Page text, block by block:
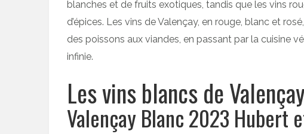
blanches et de fruits exotiques, tandis que les vins
d’épices. Les vins de Valençay, en rouge, blanc et
des poissons aux viandes, en passant par la cuisine
infinie.
Les vins blancs de
Valençay Blanc 2023 Hubert